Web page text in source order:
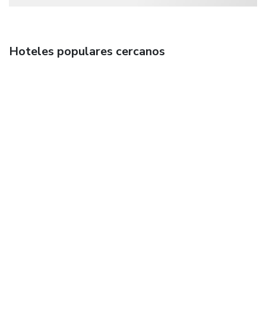
Hoteles populares cercanos